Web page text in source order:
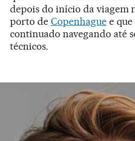
depois do início da viagem
porto de Copenhaguee que
continuado navegando até
técnicos.